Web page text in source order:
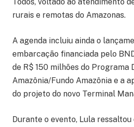
Todos, voltado ao atendimento
rurais e remotas do Amazonas.
A agenda incluiu ainda o
embarcação financiada pelo
de R$ 150 milhões do Programa
Amazônia/Fundo Amazônia e a
do projeto do novo Terminal
Durante o evento, Lula ressaltou